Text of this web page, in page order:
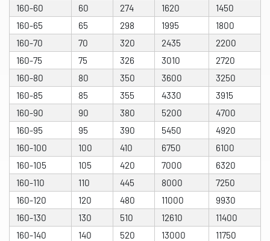
160-60
60 274 1620
1450
160-65
65 298 1995
1800
160-70
70 320 2435
2200
160-75
75 326 3010
2720
160-80
80 350 3600
3250
160-85
85 355 4330
3915
160-90
90 380 5200
4700
160-95
95 390 5450
4920
160-100
100 410 6750
6100
160-105
105 420 7000
6320
160-110
110 445 8000
7250
160-120
120 480 11000
9930
160-130
130 510 12610
11400
160-140
140 520 13000
11750